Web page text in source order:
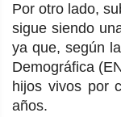
Por otro lado,
sigue siendo
ya que, según
Demográfica
hijos vivos por
años.